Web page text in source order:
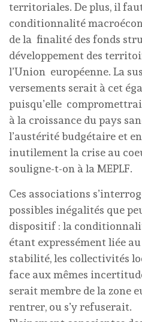
territoriales. De plus, il
conditionnalité
de la finalité des fonds
développement des
l’Union européenne. La
versements serait à cet
puisqu’elle
à la croissance du pays
l’austérité budgétaire et
inutilement la crise au
souligne-t-on à la MEPLF.
Ces associations
possibles inégalités que
dispositif : la
étant expressément liée
stabilité, les collectivités
face aux mêmes
serait membre de la zone
rentrer, ou s’y refuserait.